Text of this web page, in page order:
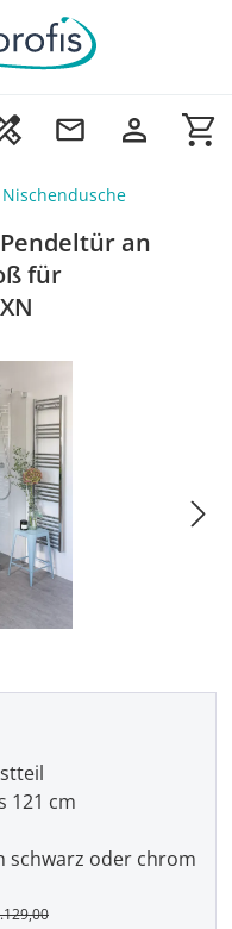
Nischendusche
an
für
121 cm
schwarz oder chrom